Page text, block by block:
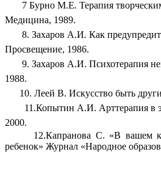
7 Бурно М.Е. Терапия
Медицина, 1989.
8. Захаров А.И. Как
Просвещение, 1986.
9. Захаров А.И. Психотерапия
1988.
10. Леей В. Искусство быть
11.Копытин А.И. Арттерапия в
2000.
12.Капранова С. «В вашем
ребенок» Журнал «Народное